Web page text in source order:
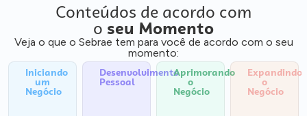
Conteúdos de acordo com
o seu Momento
Veja o que o Sebrae tem para você de acordo com o seu
momento:
Iniciando
um
Negócio
Desenvolvimento
Pessoal
Aprimorando
o
Negócio
Expandindo
o
Negócio